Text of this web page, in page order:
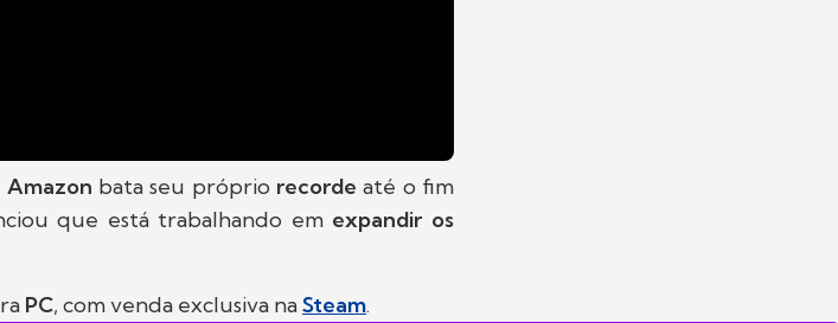
Amazon bata seu próprio recordeaté o fim
que está trabalhando em expandir os
PC, com venda exclusiva naSteam.